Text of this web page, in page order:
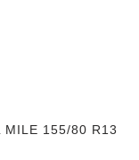
MILE 155/80 R13